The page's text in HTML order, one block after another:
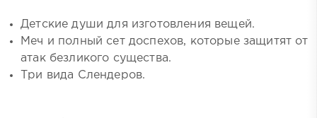
Детские души для изготовления вещей.
Меч и полный сет доспехов, которые защитят от
атак безликого существа.
Три вида Слендеров.